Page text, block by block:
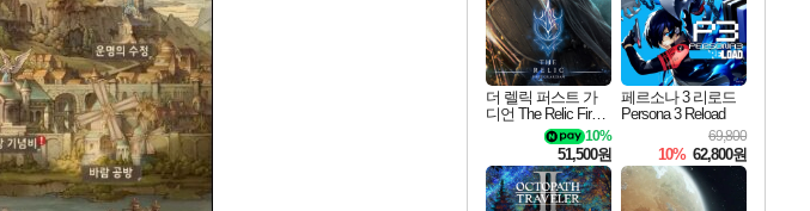
더 렐릭 퍼스트 가
디언 The Relic First
10%
51,500원
페르소나 3 리로드
Persona 3 Reload
69,800
10% 62,800원